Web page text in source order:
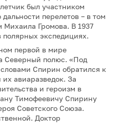
был участником
перелетов – в том
Михаила Громова. В 1937
полярных экспедициях.
первой в мире
Северный полюс. «Под
Спирин обратился к
авиаразведок. За
и героизм в
Тимофеевичу Спирину
Советского Союза.
Доктор